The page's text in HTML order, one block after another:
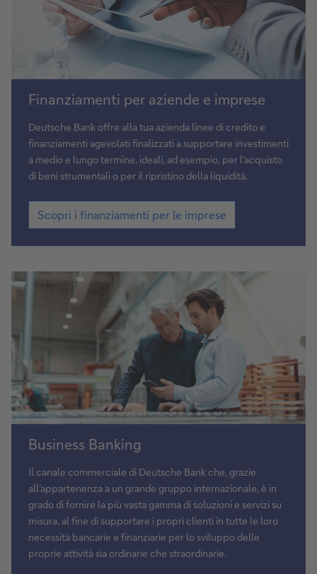
Scopri
i
finanziamenti
per
le
imprese
Finanziamenti per aziende e imprese
Deutsche Bank offre alla tua azienda linee di credito e
finanziamenti agevolati finalizzati a supportare investimenti
a medio e lungo termine, ideali, ad esempio, per l’acquisto
di beni strumentali o per il ripristino della liquidità.
Scopri
i
finanziamenti
per
imprese
Scopri i finanziamenti per le imprese
Scopri
il
nostro
Business
Banking
Business Banking
Il canale commerciale di Deutsche Bank che, grazie
all’appartenenza a un grande gruppo internazionale, è in
grado di fornire la più vasta gamma di soluzioni e servizi su
misura, al fine di supportare i propri clienti in tutte le loro
necessità bancarie e finanziarie per lo sviluppo delle
proprie attività sia ordinarie che straordinarie.